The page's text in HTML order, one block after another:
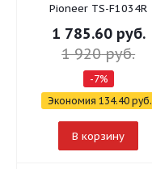
Pioneer TS-F1034R
1 785.60руб.
1 920руб.
-7%
Экономия 134.40руб.
В корзину